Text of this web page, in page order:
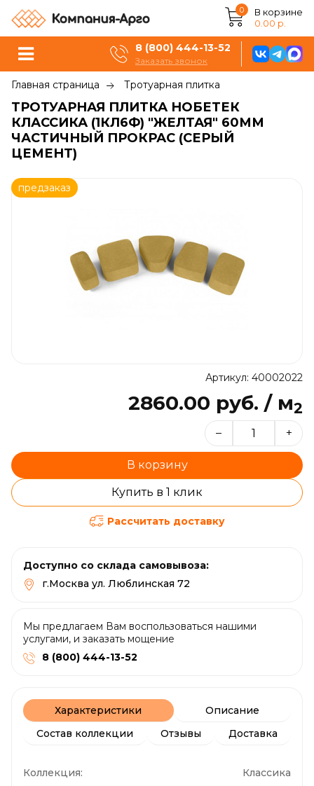
0
В корзине
0.00 р.
8 (800) 444-13-52
Заказать звонок
Главная страница Тротуарная плитка
ТРОТУАРНАЯ ПЛИТКА НОБЕТЕК
КЛАССИКА (1КЛ6Ф) "ЖЕЛТАЯ" 60ММ
ЧАСТИЧНЫЙ ПРОКРАС (СЕРЫЙ
ЦЕМЕНТ)
предзаказ
Артикул: 40002022
2860.00 руб. / м2
– +
В корзину
Купить в 1 клик
Рассчитать доставку
Доступно со склада самовывоза:
г.Москва ул. Люблинская 72
Мы предлагаем Вам воспользоваться нашими
услугами, и заказать мощение
8 (800) 444-13-52
Характеристики
Описание
Состав коллекции
Отзывы Доставка
Коллекция: Классика